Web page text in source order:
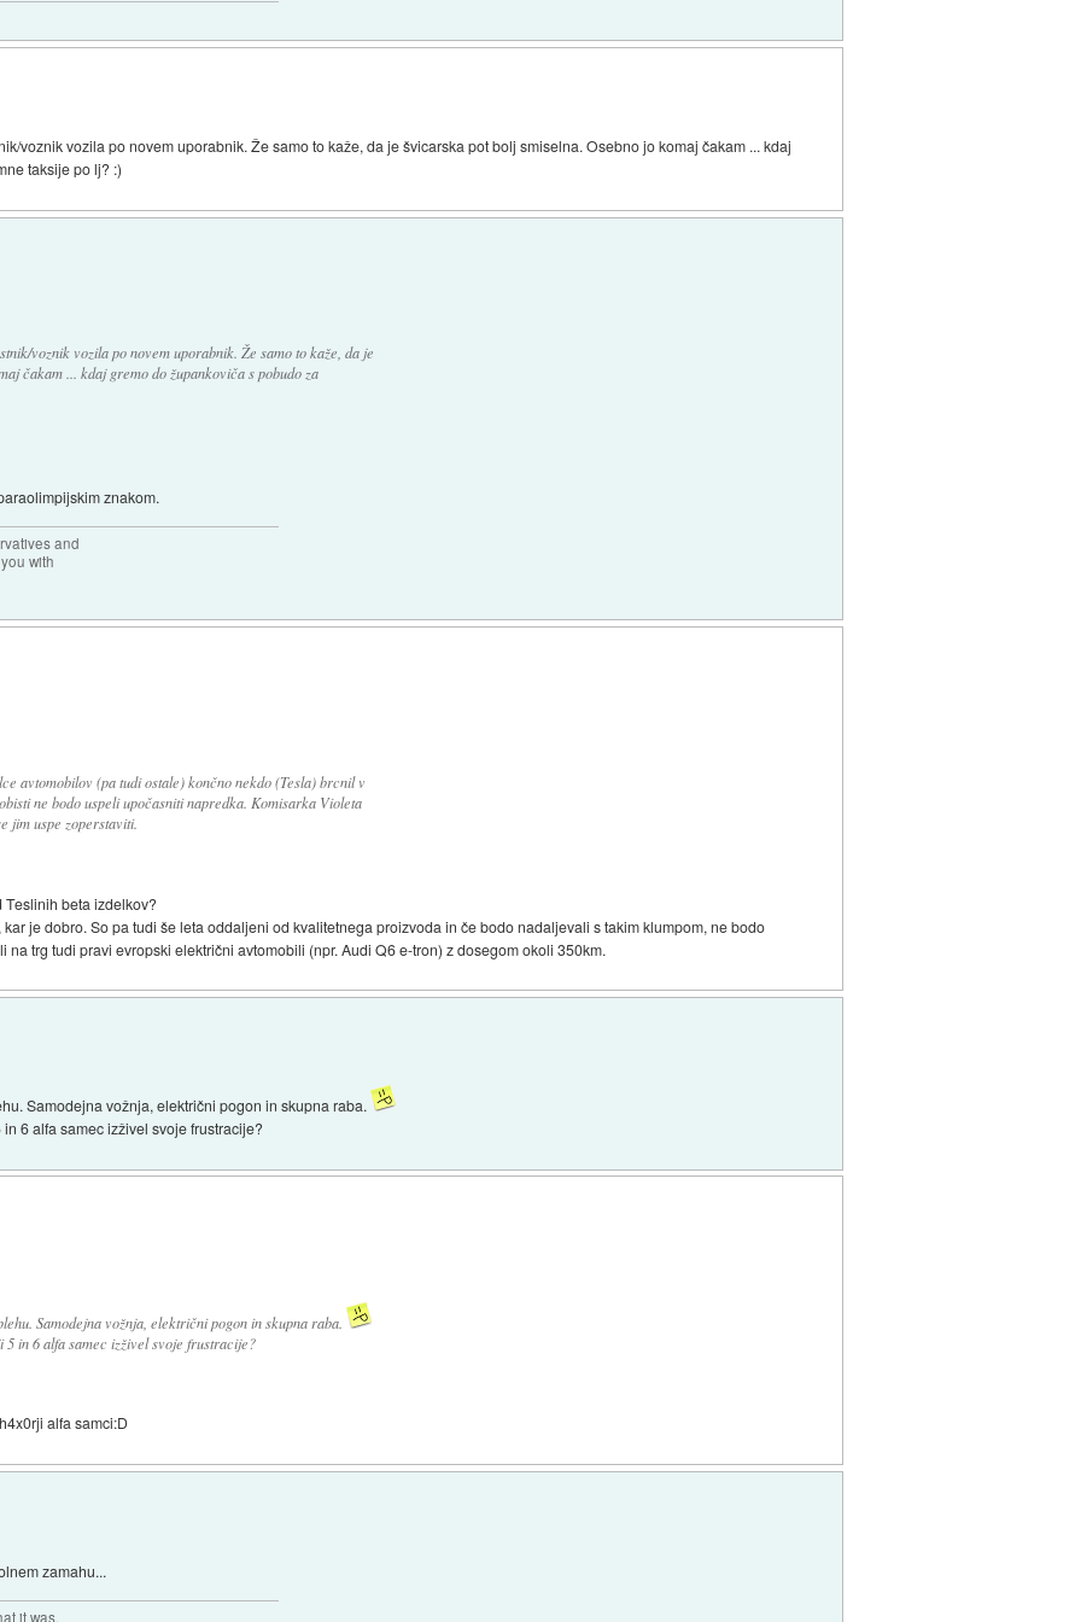
voznik vozila po novem uporabnik. Že samo to kaže, da je švicarska pot bolj smiselna. Osebno jo komaj čakam ... kdaj
taksije po lj? :)
voznik vozila po novem uporabnik. Že samo to kaže, da je
čakam ... kdaj gremo do župankoviča s pobudo za
znakom.
and
with
avtomobilov (pa tudi ostale) končno nekdo (Tesla) brcnil v
ne bodo uspeli upočasniti napredka. Komisarka Violeta
jim uspe zoperstaviti.
beta izdelkov?
je dobro. So pa tudi še leta oddaljeni od kvalitetnega proizvoda in če bodo nadaljevali s takim klumpom, ne bodo
trg tudi pravi evropski električni avtomobili (npr. Audi Q6 e-tron) z dosegom okoli 350km.
Samodejna vožnja, električni pogon in skupna raba.
6 alfa samec izživel svoje frustracije?
Samodejna vožnja, električni pogon in skupna raba.
in 6 alfa samec izživel svoje frustracije?
alfa samci:D
zamahu...
it was.